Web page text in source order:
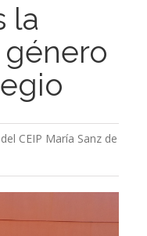
la
CEIP María Sanz de